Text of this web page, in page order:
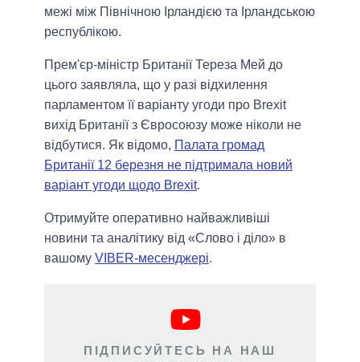
межі між Північною Ірландією та Ірландською
республікою.
Прем'єр-міністр Британії Тереза Мей до
цього заявляла, що у разі відхилення
парламентом її варіанту угоди про Brexit
вихід Британії з Євросоюзу може ніколи не
відбутися. Як відомо, Палата громад
Британії 12 березня не підтримала новий
варіант угоди щодо Brexit.
Отримуйте оперативно найважливіші
новини та аналітику від «Слово і діло» в
вашому VIBER-месенджері.
ПІДПИСУЙТЕСЬ НА НАШ